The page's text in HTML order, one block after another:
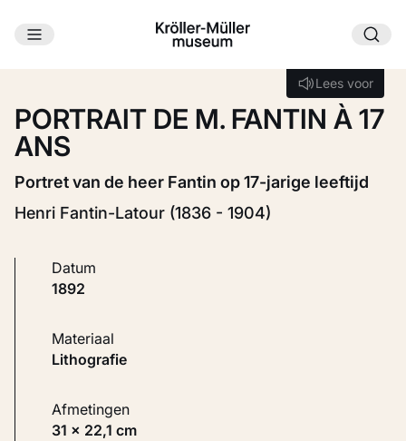
Ga naar hoofdinhoud
Lees voor
Lees voor
PORTRAIT DE M. FANTIN À 17
ANS
Portret van de heer Fantin op 17-jarige leeftijd
Henri Fantin-Latour (1836 - 1904)
Datum
1892
Materiaal
Lithografie
Afmetingen
31 × 22,1 cm